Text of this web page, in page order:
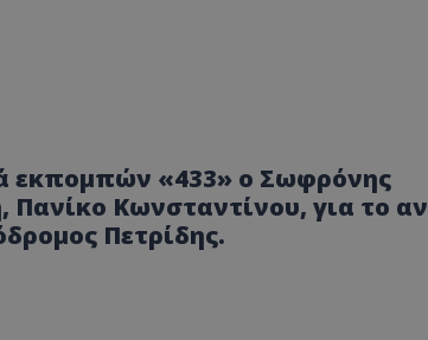
εκπομπών «433» ο Σωφρόνης
Κωνσταντίνου, για το αν
Πετρίδης.